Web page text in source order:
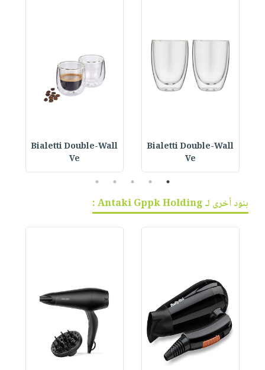
Bialetti Double-Wall
Ve
Bialetti Double-Wall
Ve
1
2
3
4
5
بنود أخرى لـ Antaki Gppk Holding :